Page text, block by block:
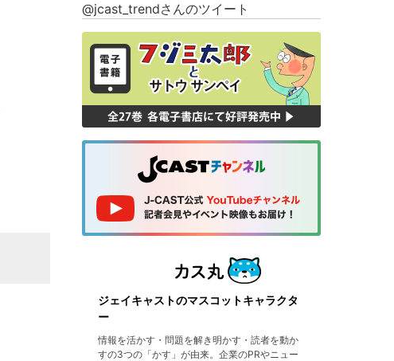
@jcast_trendさんのツイート
ジェイキャストのマスコットキャラクタ
ー
情報を活かす・問題を解き明かす・読者を動か
すの3つの「かす」が由来。企業のPRやニュー